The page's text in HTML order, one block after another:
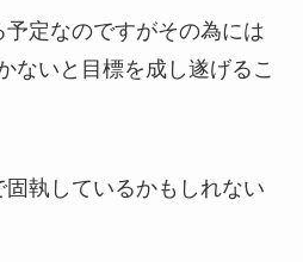
定なのですがその為には
ないと目標を成し遂げるこ
執しているかもしれない